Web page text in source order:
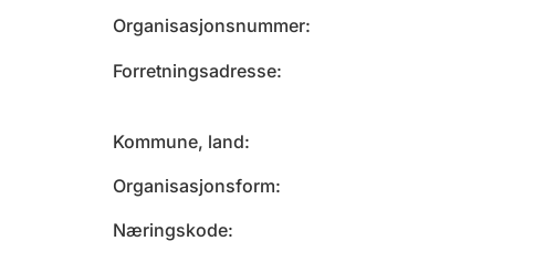
Organisasjonsnummer
Forretningsadresse
Kommune, land
Organisasjonsform
Næringskode